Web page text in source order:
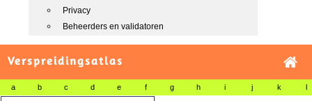
Privacy
Beheerders en validatoren
Verspreidingsatlas
a b c d e f g h i j k l